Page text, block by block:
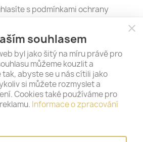
s podmínkami ochrany
a platí pro nějzásady ochrany
.
fanouškem na sociálních
se tak dozvíte jako
close
souhlasem
byl jako šitý na míru právě pro
můžeme kouzlit a
abyste se u nás cítili jako
si můžete rozmyslet a
Cookies také používáme pro
Informace o zpracování